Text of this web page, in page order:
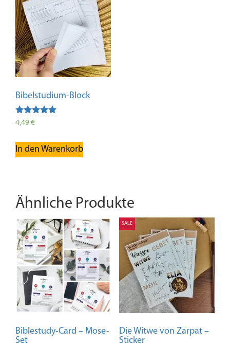
Bibelstudium-Block
Bewertet
von 5
4,49€
In den Warenkorb
Ähnliche Produkte
Biblestudy-Card – Mose-
Set
SALE
Die Witwe von Zarpat –
Sticker